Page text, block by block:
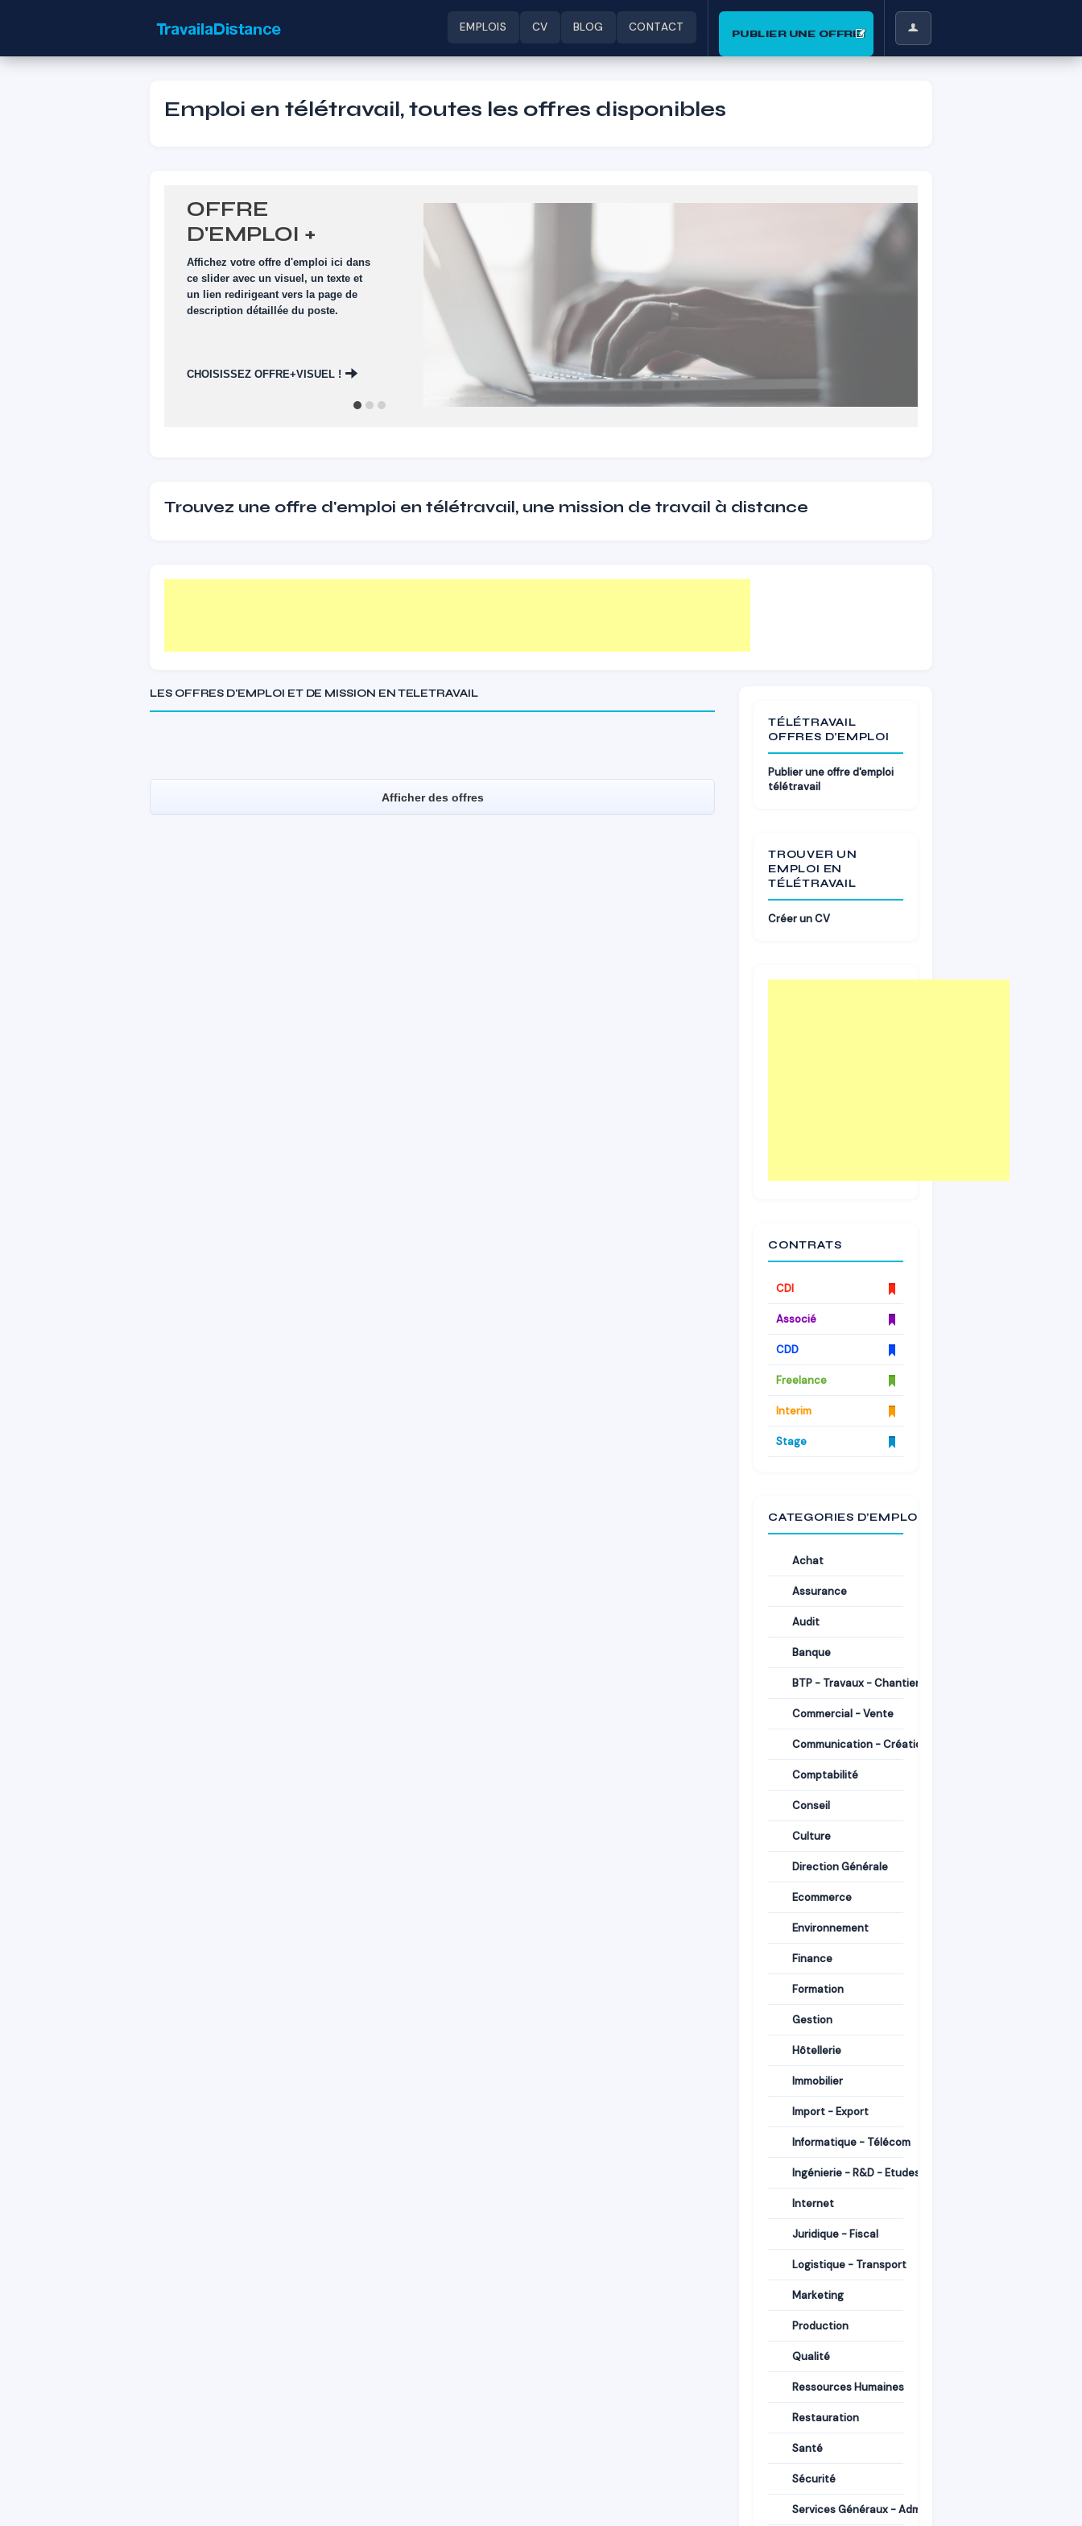
EMPLOIS CV BLOG CONTACT PUBLIER UNE OFFRE
Emploi en télétravail, toutes les offres disponibles
OFFRE
D'EMPLOI +
VISUEL
Affichez votre offre d'emploi ici dans
ce slider avec un visuel, un texte et
un lien redirigeant vers la page de
description détaillée du poste.
CHOISISSEZ OFFRE+VISUEL !
Trouvez une offre d'emploi en télétravail, une mission de travail à distance
LES OFFRES D'EMPLOI ET DE MISSION EN TELETRAVAIL
Afficher des offres
TÉLÉTRAVAIL
OFFRES D’EMPLOI
Publier une offre d'emploi
télétravail
TROUVER UN
EMPLOI EN
TÉLÉTRAVAIL
Créer un CV
CONTRATS
CDI
Associé
CDD
Freelance
Interim
Stage
CATEGORIES D’EMPLOI
Achat
Assurance
Audit
Banque
BTP - Travaux - Chantiers
Commercial - Vente
Communication - Création
Comptabilité
Conseil
Culture
Direction Générale
Ecommerce
Environnement
Finance
Formation
Gestion
Hôtellerie
Immobilier
Import - Export
Informatique - Télécom
Ingénierie - R&D - Etudes
Internet
Juridique - Fiscal
Logistique - Transport
Marketing
Production
Qualité
Ressources Humaines
Restauration
Santé
Sécurité
Services Généraux - Administration